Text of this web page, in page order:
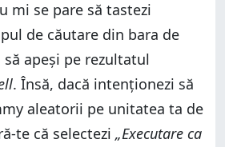
mi se pare să tastezi
de căutare din bara de
apeși pe rezultatul
. Însă, dacă intenționezi să
aleatorii pe unitatea ta de
te că selectezi „Executare ca